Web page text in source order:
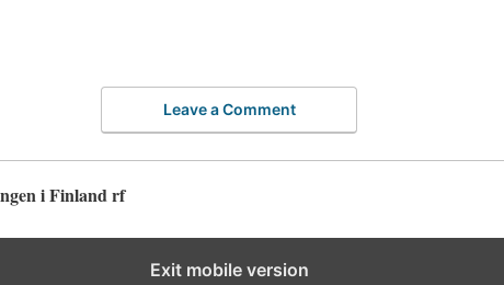
Leave a Comment
i Finland rf
Exit mobile version